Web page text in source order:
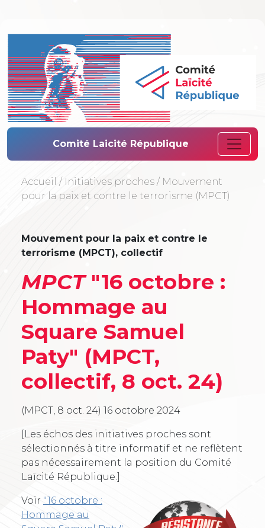
Comité Laïcité
Comité Laicité République
Accueil / Initiatives proches / Mouvement
pour la paix et contre le terrorisme (MPCT)
Mouvement pour la paix et contre le
terrorisme (MPCT), collectif
MPCT"16 octobre :
Hommage au
Square Samuel
Paty" (MPCT,
collectif, 8 oct. 24)
(MPCT, 8 oct. 24) 16 octobre 2024
[Les échos des initiatives proches sont
sélectionnés à titre informatif et ne reflètent
pas nécessairement la position du Comité
Laïcité République.]
Voir "16 octobre :
Hommage au